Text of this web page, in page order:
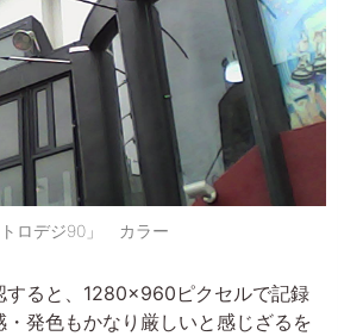
トロデジ90」 カラー
すると、1280×960ピクセルで記録
発色もかなり厳しいと感じざるを